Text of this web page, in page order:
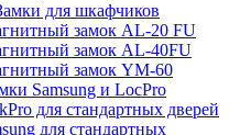
для шкафчиков
замок AL-20 FU
замок AL-40FU
замок YM-60
Samsung и LocPro
для стандартных дверей
для стандартных